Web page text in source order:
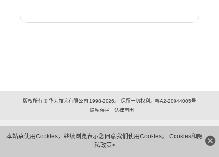
本站点使用Cookies，继续浏览表示您同意我们使用Cookies。 Cookies和隐
私政策>
版权所有 © 华为技术有限公司 1998-2026。 保留一切权利。粤A2-20044005号
隐私保护
法律声明